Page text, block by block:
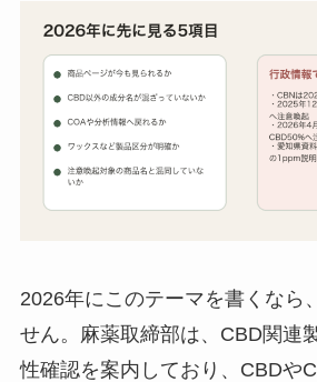
2026年にこのテーマを書くなら
せん。麻薬取締部は、CBD関連
性確認を案内しており、CBDや